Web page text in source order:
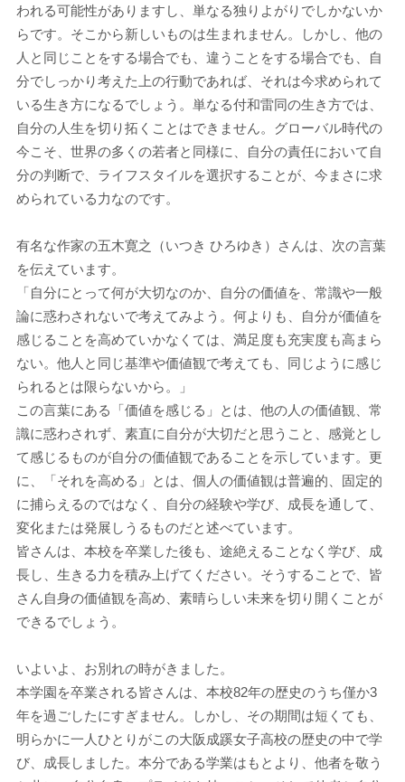
われる可能性がありますし、単なる独りよがりでしかないか
らです。そこから新しいものは生まれません。しかし、他の
人と同じことをする場合でも、違うことをする場合でも、自
分でしっかり考えた上の行動であれば、それは今求められて
いる生き方になるでしょう。単なる付和雷同の生き方では、
自分の人生を切り拓くことはできません。グローバル時代の
今こそ、世界の多くの若者と同様に、自分の責任において自
分の判断で、ライフスタイルを選択することが、今まさに求
められている力なのです。
有名な作家の五木寛之（いつき ひろゆき）さんは、次の言葉
を伝えています。
「自分にとって何が大切なのか、自分の価値を、常識や一般
論に惑わされないで考えてみよう。何よりも、自分が価値を
感じることを高めていかなくては、満足度も充実度も高まら
ない。他人と同じ基準や価値観で考えても、同じように感じ
られるとは限らないから。」
この言葉にある「価値を感じる」とは、他の人の価値観、常
識に惑わされず、素直に自分が大切だと思うこと、感覚とし
て感じるものが自分の価値観であることを示しています。更
に、「それを高める」とは、個人の価値観は普遍的、固定的
に捕らえるのではなく、自分の経験や学び、成長を通して、
変化または発展しうるものだと述べています。
皆さんは、本校を卒業した後も、途絶えることなく学び、成
長し、生きる力を積み上げてください。そうすることで、皆
さん自身の価値観を高め、素晴らしい未来を切り開くことが
できるでしょう。
いよいよ、お別れの時がきました。
本学園を卒業される皆さんは、本校82年の歴史のうち僅か3
年を過ごしたにすぎません。しかし、その期間は短くても、
明らかに一人ひとりがこの大阪成蹊女子高校の歴史の中で学
び、成長しました。本分である学業はもとより、他者を敬う